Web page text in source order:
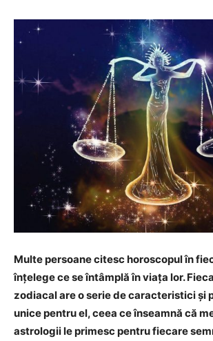
Multe persoane citesc horoscopul în
înțelege ce se întâmplă în viața lor.
zodiacal are o serie de caracteristici și
unice pentru el, ceea ce înseamnă că
astrologii le primesc pentru fiecare